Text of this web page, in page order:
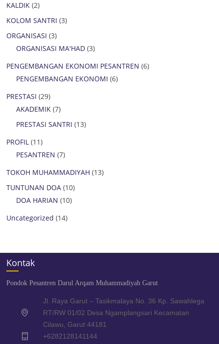
KALDIK (2)
KOLOM SANTRI (3)
ORGANISASI (3)
ORGANISASI MA'HAD (3)
PENGEMBANGAN EKONOMI PESANTREN (6)
PENGEMBANGAN EKONOMI (6)
PRESTASI (29)
AKADEMIK (7)
PRESTASI SANTRI (13)
PROFIL (11)
PESANTREN (7)
TOKOH MUHAMMADIYAH (13)
TUNTUNAN DOA (10)
DOA HARIAN (10)
Uncategorized (14)
Kontak
Pondok Pesantren Darul Arqam Muhammadiyah Garut
Jl. Raya Garut – Tasikmalaya No. 36 Kp. Sawahlega
RT/RW 01/02 Desa Ngamplangsari Kecamatan
Cilawu, Garut 44181
+6282128141144